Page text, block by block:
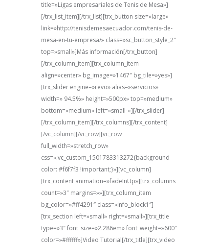
title=»Ligas empresariales de Tenis de Mesa»]
[/trx_list_item][/trx_list][trx_button size=»large»
link=»http://tenisdemesaecuador.com/tenis-de-
mesa-en-tu-empresa/» class=»sc_button_style_2″
top=»small»]Más información[/trx_button]
[/trx_column_item][trx_column_item
align=»center» bg_image=»1467″ bg_tile=»yes»]
[trx_slider engine=»revo» alias=»servicios»
width=» 94.5%» height=»500px» top=»medium»
bottom=»medium» left=»small-«][/trx_slider]
[/trx_column_item][/trx_columns][/trx_content]
[/vc_column][/vc_row][vc_row
full_width=»stretch_row»
css=».vc_custom_1501783313272{background-
color: #f6f7f3 !important;}»][vc_column]
[trx_content animation=»fadeInUp»][trx_columns
count=»3″ margins=»»][trx_column_item
bg_color=»#ff4291″ class=»info_block1″]
[trx_section left=»small» right=»small»][trx_title
type=»3″ font_size=»2.286em» font_weight=»600″
color=»#ffffff»]Video Tutorial[/trx_title][trx_video